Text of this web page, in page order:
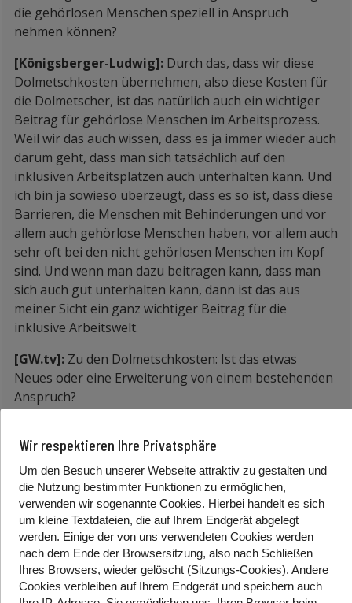
die gehörlosen Menschen speziell in Anspruch
nehmen können?
[Königsberger-Ludwig]: Durch das, dass wir diese
Dolmetschkosten übernehmen, also diese Kosten für
die Dolmetscher, ist das natürlich auch ein wichtiger
Beitrag für gehörlose Menschen im Arbeitsprozess.
Weil wir das auch wissen, dass es ja immer wieder auch
darum geht, dass man sich tatsächlich auf den
inklusiven Arbeitsplätzen auch unterhalten kann. Und
ich bin ja sowieso überzeugt, dass es so ist, dass diese
Barrieren, die Menschen mit Behinderungen und vor
allem auch gehörlose Menschen haben, vor allem auch
sehr oft bei den nicht gehörlosen Menschen im Kopf
sind. Und wenn man dazu beitragen kann, dass man
sich auch gut unterhalten kann, dann ist das aus
meiner Sicht ein ganz wichtiger Beitrag für die
inklusive Arbeitswelt.
[GW.tv]: Zu den Dolmetschkosten: Ist das etwas
Neues oder eine Erweiterung von einem bestehenden
Anspruch?
Mittel und wir werden sie verstärkt auch tatsächlich
für den Arbeitsmarkt einsetzen.
[GW.tv]:Wir sind hier bei der Film-Premiere vom
“Gehörlos”. Hier kommen Geschichten von gehörlosen
Kindern vor, die in damaligen
“Taubstummenanstalten” Missbrauch und
Diskriminierung erlebt haben. Für die gibt es diese
Heimopferrente. Aber das ist nur für Kinder in
Wir respektieren Ihre Privatsphäre
Um den Besuch unserer Webseite attraktiv zu gestalten und
die Nutzung bestimmter Funktionen zu ermöglichen,
verwenden wir sogenannte Cookies. Hierbei handelt es sich
um kleine Textdateien, die auf Ihrem Endgerät abgelegt
werden. Einige der von uns verwendeten Cookies werden
nach dem Ende der Browsersitzung, also nach Schließen
Ihres Browsers, wieder gelöscht (Sitzungs-Cookies). Andere
Cookies verbleiben auf Ihrem Endgerät und speichern auch